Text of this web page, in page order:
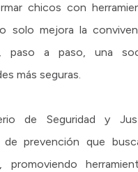
chicos con
solo mejora la
paso a paso, una
más seguras.
de Seguridad y
de prevención que
promoviendo